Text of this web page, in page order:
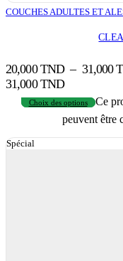
COUCHES ADULTES ET
20,000TND – 31,000
31,000 TND
Choix des options
Ce
peuvent être
Spécial